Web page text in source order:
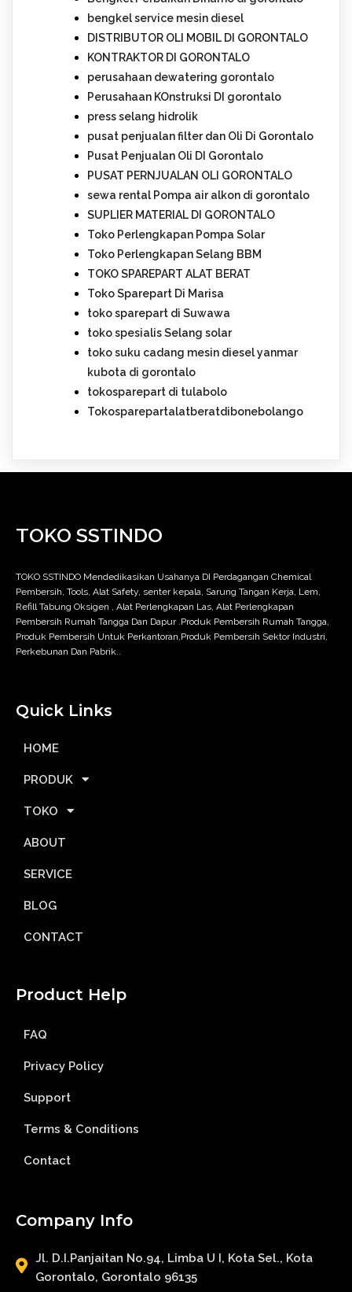
bengkel service mesin diesel
DISTRIBUTOR OLI MOBIL DI GORONTALO
KONTRAKTOR DI GORONTALO
perusahaan dewatering gorontalo
Perusahaan KOnstruksi DI gorontalo
press selang hidrolik
pusat penjualan filter dan Oli Di Gorontalo
Pusat Penjualan Oli DI Gorontalo
PUSAT PERNJUALAN OLI GORONTALO
sewa rental Pompa air alkon di gorontalo
SUPLIER MATERIAL DI GORONTALO
Toko Perlengkapan Pompa Solar
Toko Perlengkapan Selang BBM
TOKO SPAREPART ALAT BERAT
Toko Sparepart Di Marisa
toko sparepart di Suwawa
toko spesialis Selang solar
toko suku cadang mesin diesel yanmar
kubota di gorontalo
tokosparepart di tulabolo
Tokosparepartalatberatdibonebolango
TOKO SSTINDO
TOKO SSTINDO Mendedikasikan Usahanya DI Perdagangan Chemical
Pembersih, Tools, Alat Safety, senter kepala, Sarung Tangan Kerja, Lem,
Refill Tabung Oksigen , Alat Perlengkapan Las, Alat Perlengkapan
Pembersih Rumah Tangga Dan Dapur .Produk Pembersih Rumah Tangga,
Produk Pembersih Untuk Perkantoran,Produk Pembersih Sektor Industri,
Perkebunan Dan Pabrik..
Quick Links
HOME
PRODUK
TOKO
ABOUT
SERVICE
BLOG
CONTACT
Product Help
FAQ
Privacy Policy
Support
Terms & Conditions
Contact
Company Info
Jl. D.I.Panjaitan No.94, Limba U I, Kota Sel., Kota
Gorontalo, Gorontalo 96135